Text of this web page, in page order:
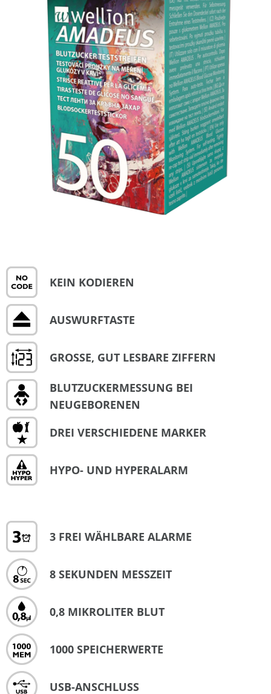
KEIN KODIEREN
AUSWURFTASTE
GROSSE, GUT LESBARE ZIFFERN
BLUTZUCKERMESSUNG BEI
NEUGEBORENEN
DREI VERSCHIEDENE MARKER
HYPO- UND HYPERALARM
3 FREI WÄHLBARE ALARME
8 SEKUNDEN MESSZEIT
0,8 MIKROLITER BLUT
1000 SPEICHERWERTE
USB-ANSCHLUSS